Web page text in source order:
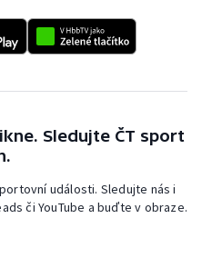
Sledujte ČT sport
události. Sledujte nás i
či YouTube a buďte v obraze.